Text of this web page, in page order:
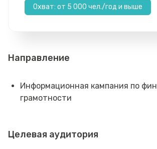
Охват: от 5 000 чел./год и выше
Направление
Информационная кампания по
грамотности
Целевая аудитория